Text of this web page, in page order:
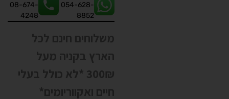
054-628-
8852
08-674-
4248
משלוחים חינם לכל
הארץ בקניה מעל
300₪ *לא כולל בעלי
חיים ואקווריומים*